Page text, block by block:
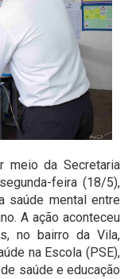
meio da Secretaria
feira (18/5),
saúde mental entre
A ação aconteceu
no bairro da Vila,
na Escola (PSE),
saúde e educação